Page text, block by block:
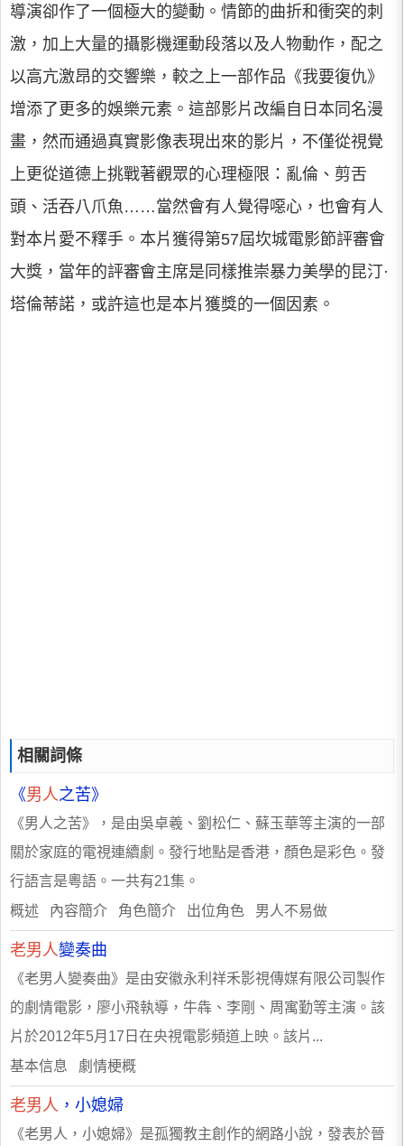
導演卻作了一個極大的變動。情節的曲折和衝突的刺
激，加上大量的攝影機運動段落以及人物動作，配之
以高亢激昂的交響樂，較之上一部作品《我要復仇》
增添了更多的娛樂元素。這部影片改編自日本同名漫
畫，然而通過真實影像表現出來的影片，不僅從視覺
上更從道德上挑戰著觀眾的心理極限：亂倫、剪舌
頭、活吞八爪魚……當然會有人覺得噁心，也會有人
對本片愛不釋手。本片獲得第57屆坎城電影節評審會
大獎，當年的評審會主席是同樣推崇暴力美學的昆汀·
塔倫蒂諾，或許這也是本片獲獎的一個因素。
相關詞條
《男人之苦》
《男人之苦》，是由吳卓羲、劉松仁、蘇玉華等主演的一部
關於家庭的電視連續劇。發行地點是香港，顏色是彩色。發
行語言是粵語。一共有21集。
概述 內容簡介 角色簡介 出位角色 男人不易做
老男人變奏曲
《老男人變奏曲》是由安徽永利祥禾影視傳媒有限公司製作
的劇情電影，廖小飛執導，牛犇、李剛、周寓勤等主演。該
片於2012年5月17日在央視電影頻道上映。該片...
基本信息 劇情梗概
老男人 ，小媳婦
《老男人，小媳婦》是孤獨教主創作的網路小說，發表於晉